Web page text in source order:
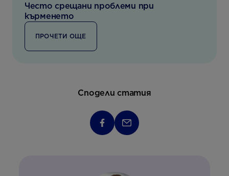
Често срещани проблеми при
кърменето
ПРОЧЕТИ ОЩЕ
Сподели статия